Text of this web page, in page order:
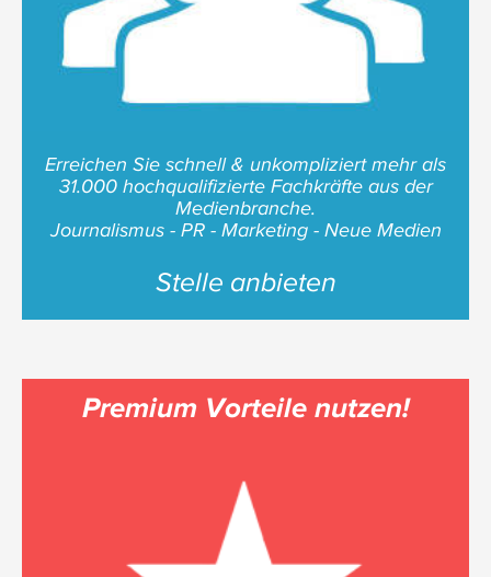
Erreichen Sie schnell & unkompliziert mehr als
31.000 hochqualifizierte Fachkräfte aus der
Medienbranche.
Journalismus - PR - Marketing - Neue Medien
Stelle anbieten
Premium Vorteile nutzen!